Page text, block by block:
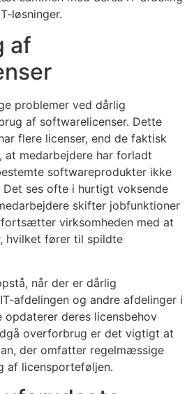
løsninger.
af
problemer ved dårlig
af softwarelicenser. Dette
flere licenser, end de faktisk
at medarbejdere har forladt
softwareprodukter ikke
ses ofte i hurtigt voksende
skifter jobfunktioner
virksomheden med at
hvilket fører til spildte
når der er dårlig
afdelingen og andre afdelinger i
opdaterer deres licensbehov
overforbrug er det vigtigt at
der omfatter regelmæssige
af licensporteføljen.